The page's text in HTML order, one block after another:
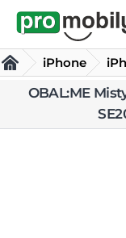
iPhone
Apple iPhone
OBAL:ME